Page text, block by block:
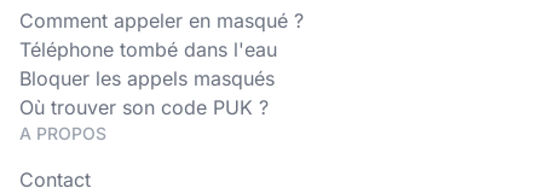
Comment appeler en masqué ?
Téléphone tombé dans l'eau
Bloquer les appels masqués
Où trouver son code PUK ?
A PROPOS
Contact